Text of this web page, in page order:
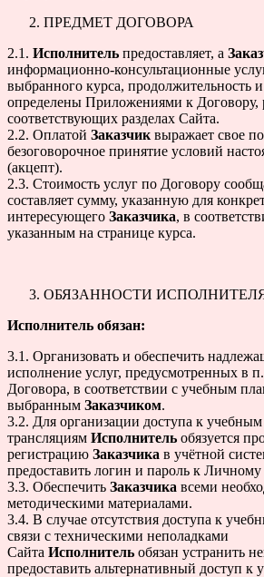
ПРЕДМЕТ ДОГОВОРА
2.1. Исполнитель предоставляет, а
информационно-консультационные
выбранного курса, продолжительность
определены Приложениями к
соответствующих разделах Сайта.
2.2. Оплатой Заказчик выражает свое
безоговорочное принятие условий
(акцепт).
2.3. Стоимость услуг по Договору
составляет сумму, указанную для
интересующего Заказчика, в
указанным на странице курса.
ОБЯЗАННОСТИ
Исполнитель обязан:
3.1. Организовать и обеспечить
исполнение услуг, предусмотренных в
Договора, в соответствии с учебным
выбранным Заказчиком.
3.2. Для организации доступа к
трансляциям Исполнитель обязуется
регистрацию Заказчика в учётной
предоставить логин и пароль к
3.3. Обеспечить Заказчика всеми
методическими материалами.
3.4. В случае отсутствия доступа к
связи с техническими неполадками
Сайта Исполнитель обязан устранить
предоставить альтернативный доступ к